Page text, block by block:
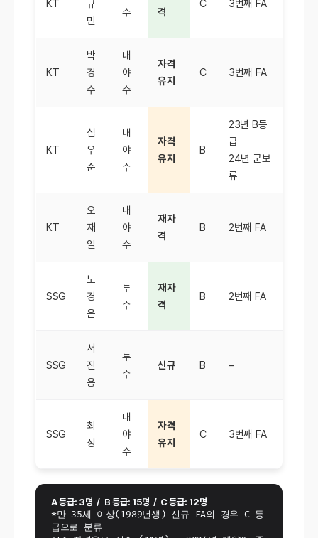
KT
규
민
수
격
C 3번째 FA
KT
박
경
수
내
야
수
자격
유지
C 3번째 FA
KT
심
우
준
내
야
수
자격
유지
B
23년 B등
급
24년 군보
류
KT
오
재
일
내
야
수
재자
격
B 2번째 FA
SSG
노
경
은
투
수
재자
격
B 2번째 FA
SSG
서
진
용
투
수
신규 B –
SSG
최
정
내
야
수
자격
유지
C 3번째 FA
A 등급: 3명  /  B 등급: 15명  /  C 등급: 12명
*만 35세 이상(1989년생) 신규 FA의 경우 C 등
급으로 분류